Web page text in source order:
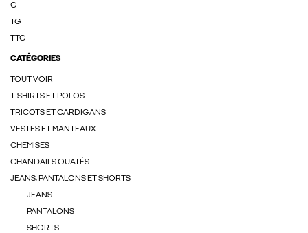
G
TG
TTG
CATÉGORIES
TOUT VOIR
T-SHIRTS ET POLOS
TRICOTS ET CARDIGANS
VESTES ET MANTEAUX
CHEMISES
CHANDAILS OUATÉS
JEANS, PANTALONS ET SHORTS
JEANS
PANTALONS
SHORTS